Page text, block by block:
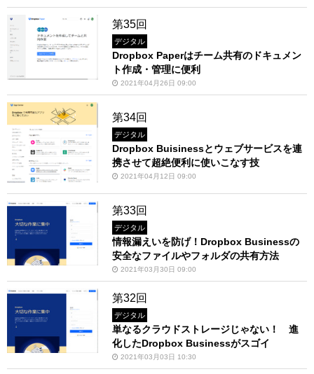
第35回
デジタル
Dropbox Paperはチーム共有のドキュメン
ト作成・管理に便利
2021年04月26日 09:00
第34回
デジタル
Dropbox Buisinessとウェブサービスを連
携させて超絶便利に使いこなす技
2021年04月12日 09:00
第33回
デジタル
情報漏えいを防げ！Dropbox Businessの
安全なファイルやフォルダの共有方法
2021年03月30日 09:00
第32回
デジタル
単なるクラウドストレージじゃない！ 進
化したDropbox Businessがスゴイ
2021年03月03日 10:30